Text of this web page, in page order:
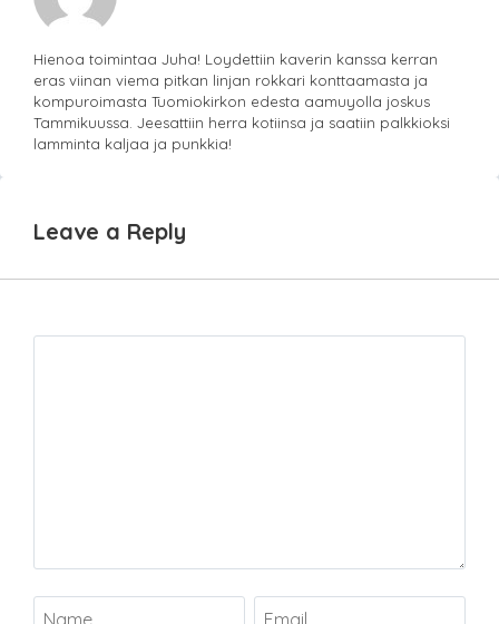
Hienoa toimintaa Juha! Loydettiin kaverin kanssa kerran
eras viinan viema pitkan linjan rokkari konttaamasta ja
kompuroimasta Tuomiokirkon edesta aamuyolla joskus
Tammikuussa. Jeesattiin herra kotiinsa ja saatiin palkkioksi
lamminta kaljaa ja punkkia!
Leave a Reply